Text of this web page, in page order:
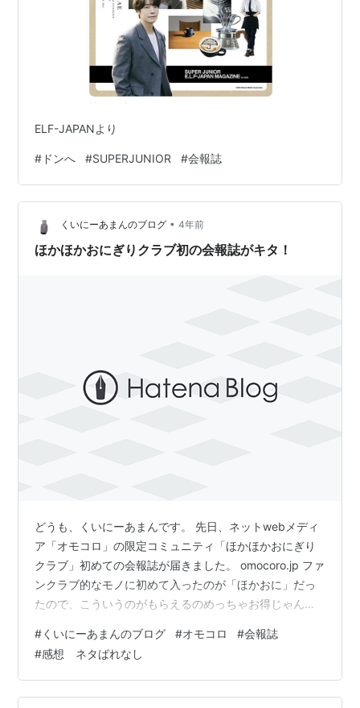
ELF-JAPANより
# ドンへ #SUPERJUNIOR #会報誌
くいにーあまんのブログ • 4年前
ほかほかおにぎりクラブ初の会報誌がキタ！
どうも、くいにーあまんです。 先日、ネットwebメディ
ア「オモコロ」の限定コミュニティ「ほかほかおにぎり
クラブ」初めての会報誌が届きました。 omocoro.jp ファ
ンクラブ的なモノに初めて入ったのが「ほかおに」だっ
たので、こういうのがもらえるのめっちゃお得じゃん！
ジフルカラーという豪華仕様であり、読み応えは抜群で
した！普段からライターのお仕事をされているので、文
章も読みやすく流石だ・・・と思いました。ヤスミノさ
んの豚キムチがただただ美味しそう・・・また、ついに
#くいにーあまんのブログ #オモコロ #会報誌
#感想 ネタばれなし